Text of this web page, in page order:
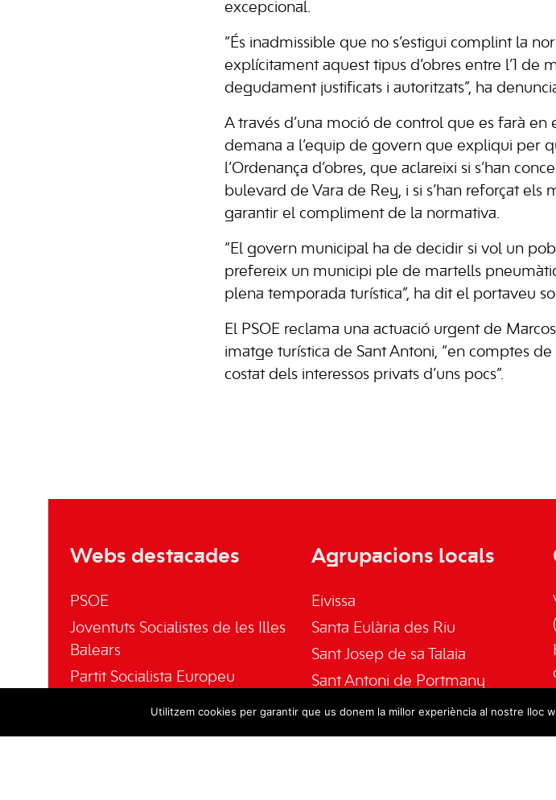
excepcional.
“És inadmissible que no s’estigui complint la
explícitament aquest tipus d’obres entre l’1 de
degudament justificats i autoritzats”, ha
A través d’una moció de control que es farà
demana a l’equip de govern que expliqui per
l’Ordenança d’obres, que aclareixi si s’han
bulevard de Vara de Rey, i si s’han reforçat els
garantir el compliment de la normativa.
“El govern municipal ha de decidir si vol un
prefereix un municipi ple de martells
plena temporada turística”, ha dit el portaveu
El PSOE reclama una actuació urgent de
imatge turística de Sant Antoni, “en comptes
costat dels interessos privats d’uns pocs”.
Webs destacades
PSOE
Joventuts Socialistes de les Illes
Balears
Partit Socialista Europeu
Agrupacions locals
Eivissa
Santa Eulària des Riu
Sant Josep de sa Talaia
Sant Antoni de Portmany
Sant Joan de Labritja
Utilitzem cookies per garantir que us donem la millor experiència al nostre lloc